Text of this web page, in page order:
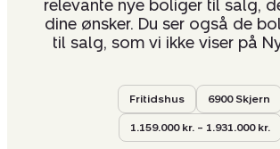
relevante nye boliger til salg,
dine ønsker. Du ser også de
til salg, som vi ikke viser på
Fritidshus 6900 Skjern
1.159.000 kr. – 1.931.000 kr.